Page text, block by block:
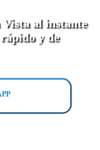
Vista al instante
y de